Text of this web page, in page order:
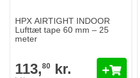
HPX AIRTIGHT INDOOR
Lufttæt tape 60 mm – 25
meter
113,80 kr.